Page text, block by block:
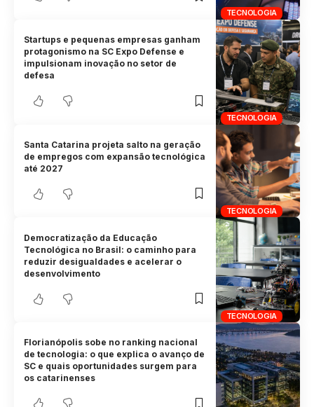
TECNOLOGIA
TECNOLOGIA
Startups e pequenas empresas ganham
protagonismo na SC Expo Defense e
impulsionam inovação no setor de
defesa
TECNOLOGIA
Santa Catarina projeta salto na geração
de empregos com expansão tecnológica
até 2027
TECNOLOGIA
Democratização da Educação
Tecnológica no Brasil: o caminho para
reduzir desigualdades e acelerar o
desenvolvimento
Florianópolis sobe no ranking nacional
de tecnologia: o que explica o avanço de
SC e quais oportunidades surgem para
os catarinenses